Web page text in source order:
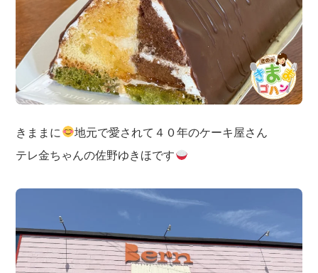
きままに
地元で愛されて４０年のケーキ屋さん
テレ金ちゃんの佐野ゆきほです